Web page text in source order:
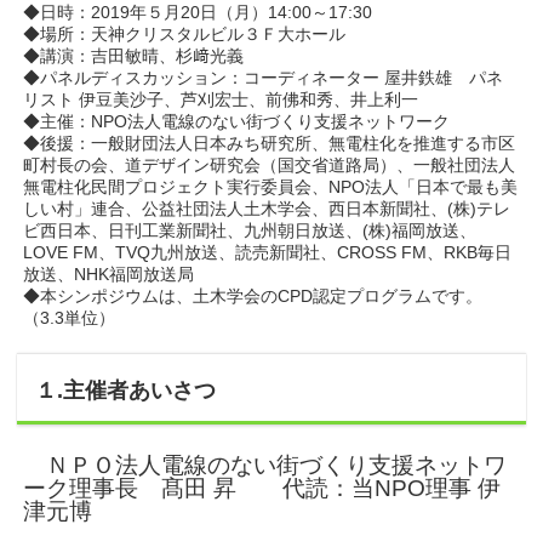
◆日時：2019年５月20日（月）14:00～17:30
◆場所：天神クリスタルビル３Ｆ大ホール
◆講演：吉田敏晴、杉﨑光義
◆パネルディスカッション：コーディネーター 屋井鉄雄 パネ
リスト 伊豆美沙子、芦刈宏士、前佛和秀、井上利一
◆主催：NPO法人電線のない街づくり支援ネットワーク
◆後援：一般財団法人日本みち研究所、無電柱化を推進する市区
町村長の会、道デザイン研究会（国交省道路局）、一般社団法人
無電柱化民間プロジェクト実行委員会、NPO法人「日本で最も美
しい村」連合、公益社団法人土木学会、西日本新聞社、(株)テレ
ビ西日本、日刊工業新聞社、九州朝日放送、(株)福岡放送、
LOVE FM、TVQ九州放送、読売新聞社、CROSS FM、RKB毎日
放送、NHK福岡放送局
◆本シンポジウムは、土木学会のCPD認定プログラムです。
（3.3単位）
１.主催者あいさつ
ＮＰＯ法人電線のない街づくり支援ネットワ
ーク理事長 髙田 昇 代読：当NPO理事 伊
津元博